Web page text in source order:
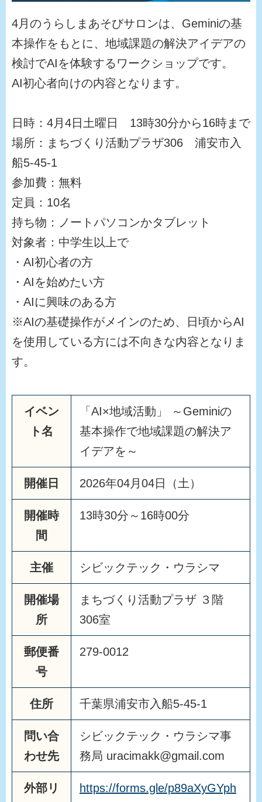
4月のうらしまあそびサロンは、Geminiの基
本操作をもとに、地域課題の解決アイデアの
検討でAIを体験するワークショップです。
AI初心者向けの内容となります。
日時：4月4日土曜日 13時30分から16時まで
場所：まちづくり活動プラザ306 浦安市入
船5-45-1
参加費：無料
定員：10名
持ち物：ノートパソコンかタブレット
対象者：中学生以上で
・AI初心者の方
・AIを始めたい方
・AIに興味のある方
※AIの基礎操作がメインのため、日頃からAI
を使用している方には不向きな内容となりま
す。
イベン
ト名
「AI×地域活動」 ～Geminiの
基本操作で地域課題の解決ア
イデアを～
開催日 2026年04月04日（土）
開催時
間
13時30分～16時00分
主催 シビックテック・ウラシマ
開催場
所
まちづくり活動プラザ ３階
306室
郵便番
号
279-0012
住所 千葉県浦安市入船5-45-1
問い合
わせ先
シビックテック・ウラシマ事
務局 uracimakk@gmail.com
外部リ
https://forms.gle/p89aXyGYph